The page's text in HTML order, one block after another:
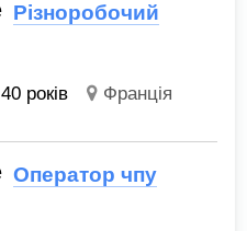
Різноробочий
40 років Франція
Оператор чпу